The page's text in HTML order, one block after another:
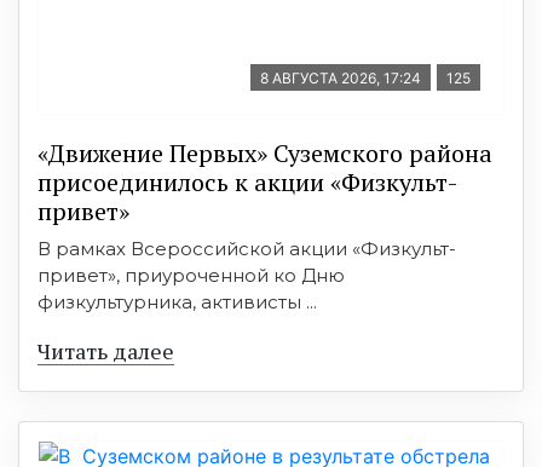
8 АВГУСТА 2026, 17:24 125
«Движение Первых» Суземского района
присоединилось к акции «Физкульт-
привет»
В рамках Всероссийской акции «Физкульт-
привет», приуроченной ко Дню
физкультурника, активисты ...
Читать далее